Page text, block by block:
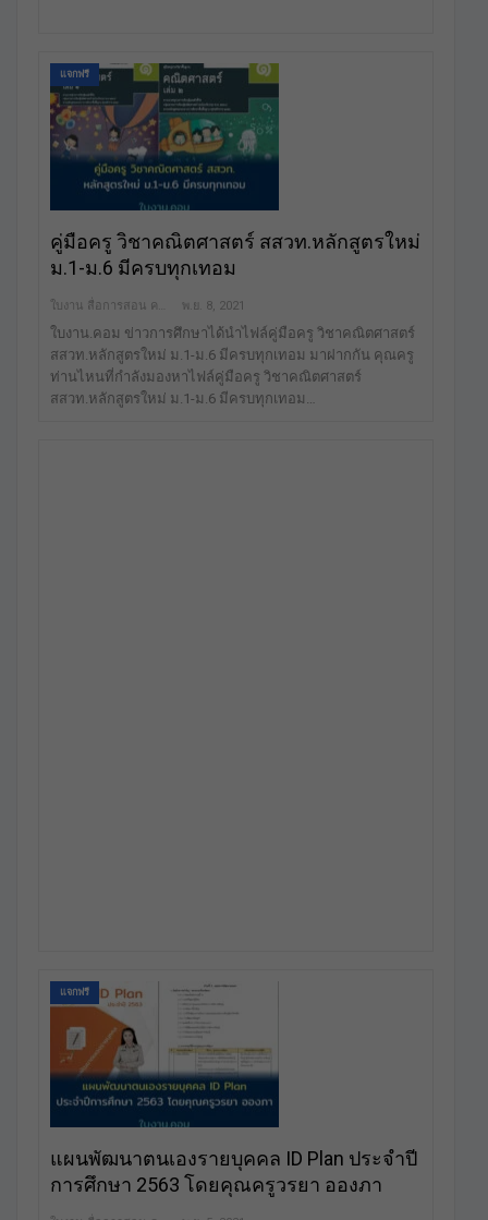
แจกฟรี
คู่มือครู วิชาคณิตศาสตร์ สสวท.หลักสูตรใหม่
ม.1-ม.6 มีครบทุกเทอม
พ.ย. 8, 2021
ใบงาน.คอม ข่าวการศึกษาได้นำไฟล์คู่มือครู วิชาคณิตศาสตร์
สสวท.หลักสูตรใหม่ ม.1-ม.6 มีครบทุกเทอม มาฝากกัน คุณครู
ท่านไหนที่กำลังมองหาไฟล์คู่มือครู วิชาคณิตศาสตร์
สสวท.หลักสูตรใหม่ ม.1-ม.6 มีครบทุกเทอม…
แจกฟรี
แผนพัฒนาตนเองรายบุคคล ID Plan ประจำปี
การศึกษา 2563 โดยคุณครูวรยา อองภา